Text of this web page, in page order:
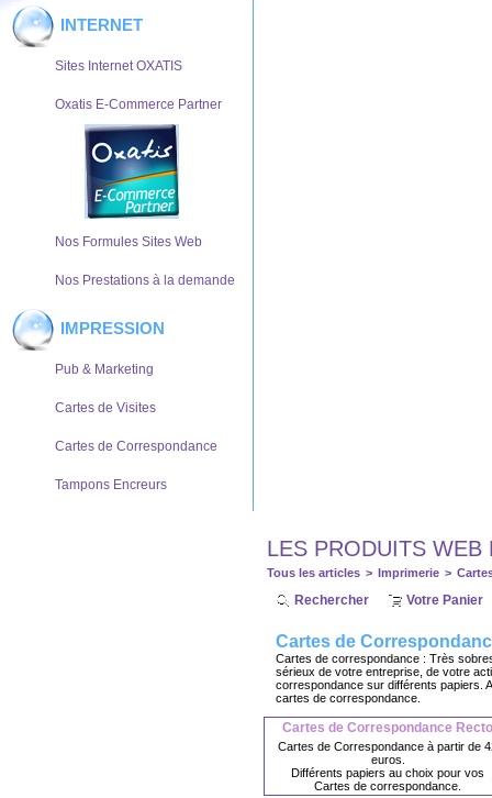
INTERNET
Sites Internet OXATIS
Oxatis E-Commerce Partner
Nos Formules Sites Web
Nos Prestations à la demande
IMPRESSION
Pub & Marketing
Cartes de Visites
Cartes de Correspondance
Tampons Encreurs
LES PRODUITS
Tous les articles > Imprimerie >
Rechercher Votre Panier
Cartes de
Cartes de correspondance : Très
sérieux de votre entreprise, de votre
correspondance sur différents papiers.
cartes de correspondance.
Cartes de Correspondance Recto
Cartes de Correspondance à partir de
euros.
Différents papiers au choix pour vos
Cartes de correspondance.